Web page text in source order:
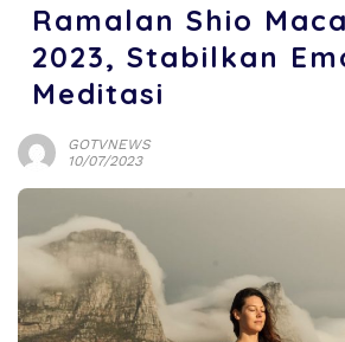
Ramalan Shio
2023, Stabilkan
Meditasi
GOTVNEWS
10/07/2023